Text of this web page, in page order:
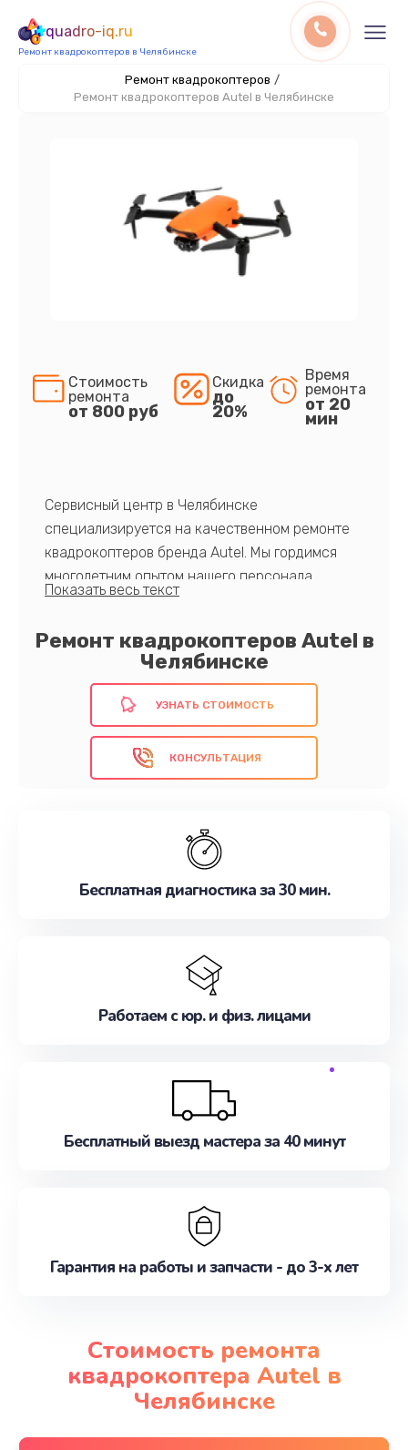
quadro-iq.ru
Ремонт квадрокоптеров в Челябинске
Ремонт квадрокоптеров /
Ремонт квадрокоптеров Autel в Челябинске
Ремонт квадрокоптеров Autel в
Челябинске
Стоимость
ремонта
от 800 руб
Скидка
до
20%
Время
ремонта
от 20
мин
Сервисный центр в Челябинске
специализируется на качественном ремонте
квадрокоптеров бренда Autel. Мы гордимся
многолетним опытом нашего персонала,
использованием только оригинальных
команда прошла профессиональное обучение
и имеет глубокие знания в области
технического обслуживания дронов.
Обратитесь к профессионалам!
УЗНАТЬ СТОИМОСТЬ
КОНСУЛЬТАЦИЯ
Бесплатная диагностика за 30 мин.
Работаем с юр. и физ. лицами
Бесплатный выезд мастера за 40 минут
Гарантия на работы и запчасти - до 3-х лет
Стоимость ремонта
квадрокоптера Autel в
Челябинске